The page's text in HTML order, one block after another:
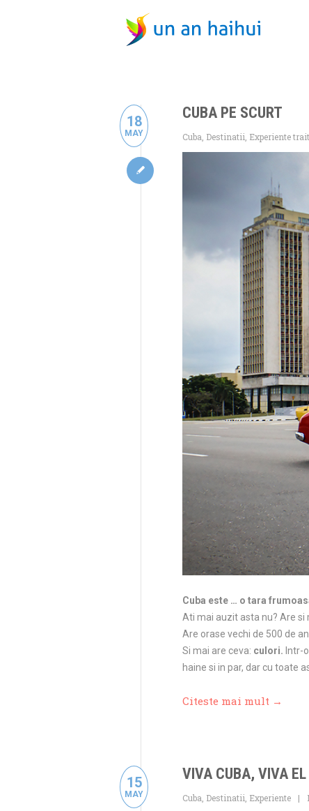
18
MAY
CUBA PE SCURT
Cuba Destinatii Experiente
Cuba este … o tara
Ati mai auzit asta nu? Are
Are orase vechi de 500 de
Si mai are ceva: culori. Intr-
haine si in par, dar cu toate
Citeste mai mult →
15
MAY
VIVA CUBA, VIVA EL
Cuba Destinatii Experiente